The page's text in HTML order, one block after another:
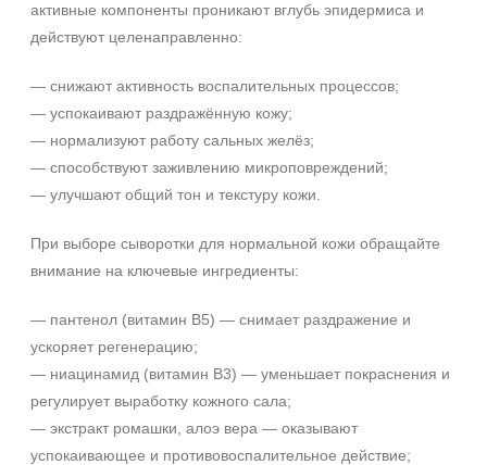
активные компоненты проникают вглубь эпидермиса и
действуют целенаправленно:
— снижают активность воспалительных процессов;
— успокаивают раздражённую кожу;
— нормализуют работу сальных желёз;
— способствуют заживлению микроповреждений;
— улучшают общий тон и текстуру кожи.
При выборе сыворотки для нормальной кожи обращайте
внимание на ключевые ингредиенты:
— пантенол (витамин B5) — снимает раздражение и
ускоряет регенерацию;
— ниацинамид (витамин B3) — уменьшает покраснения и
регулирует выработку кожного сала;
— экстракт ромашки, алоэ вера — оказывают
успокаивающее и противовоспалительное действие;